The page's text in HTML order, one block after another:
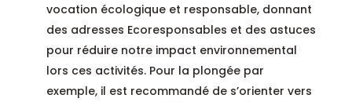
vocation écologique et responsable, donnant
des adresses Ecoresponsables et des astuces
pour réduire notre impact environnemental
lors ces activités. Pour la plongée par
exemple, il est recommandé de s’orienter vers